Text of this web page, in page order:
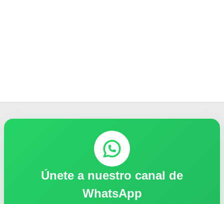
Únete a nuestro canal de
WhatsApp